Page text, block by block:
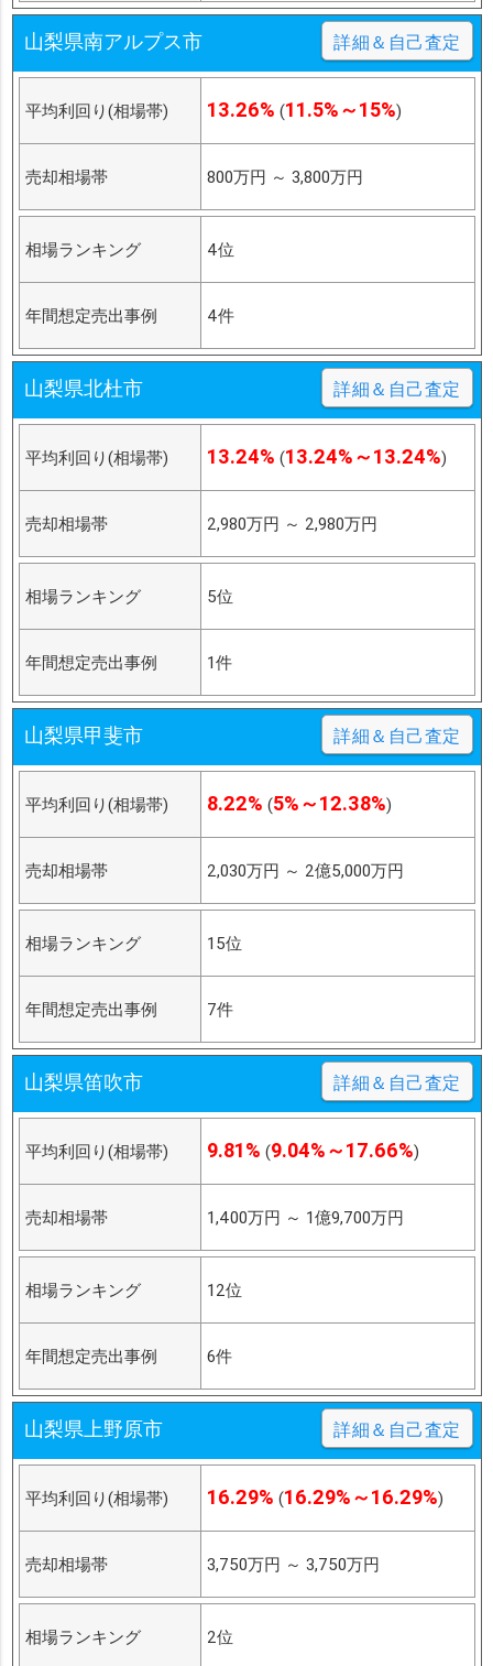
山梨県南アルプス市 詳細＆自己査定
平均利回り(相場帯) 13.26% (11.5%～15%)
売却相場帯 800万円 ～ 3,800万円
相場ランキング 4位
年間想定売出事例 4件
山梨県北杜市 詳細＆自己査定
平均利回り(相場帯) 13.24% (13.24%～13.24%)
売却相場帯 2,980万円 ～ 2,980万円
相場ランキング 5位
年間想定売出事例 1件
山梨県甲斐市 詳細＆自己査定
平均利回り(相場帯) 8.22% (5%～12.38%)
売却相場帯 2,030万円 ～ 2億5,000万円
相場ランキング 15位
年間想定売出事例 7件
山梨県笛吹市 詳細＆自己査定
平均利回り(相場帯) 9.81% (9.04%～17.66%)
売却相場帯 1,400万円 ～ 1億9,700万円
相場ランキング 12位
年間想定売出事例 6件
山梨県上野原市 詳細＆自己査定
平均利回り(相場帯) 16.29% (16.29%～16.29%)
売却相場帯 3,750万円 ～ 3,750万円
相場ランキング 2位